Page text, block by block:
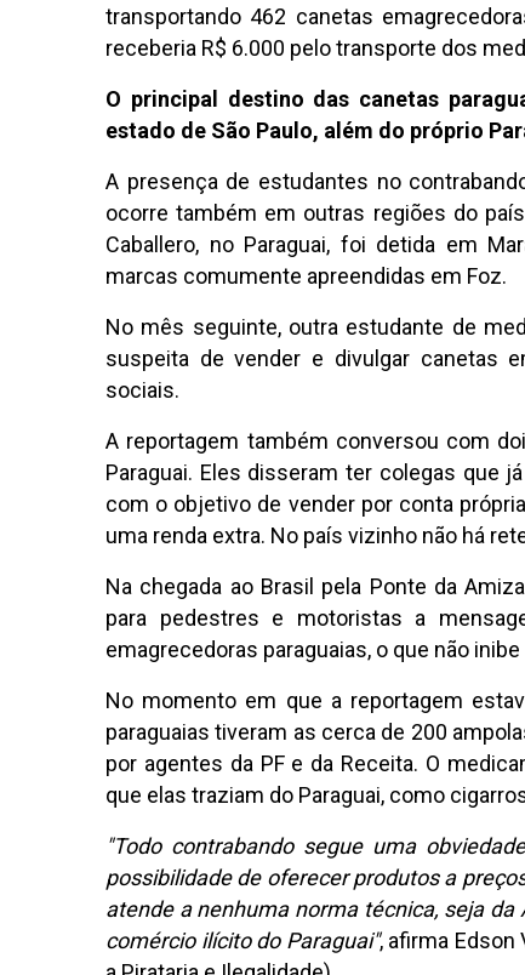
transportando 462 canetas
receberia R$ 6.000 pelo transporte dos
O principal destino das canetas
estado de São Paulo, além do próprio
A presença de estudantes no
ocorre também em outras regiões do
Caballero, no Paraguai, foi detida em
marcas comumente apreendidas em Foz.
No mês seguinte, outra estudante de
suspeita de vender e divulgar canetas
sociais.
A reportagem também conversou com
Paraguai. Eles disseram ter colegas que
com o objetivo de vender por conta
uma renda extra. No país vizinho não há
Na chegada ao Brasil pela Ponte da
para pedestres e motoristas a
emagrecedoras paraguaias, o que não
No momento em que a reportagem
paraguaias tiveram as cerca de 200
por agentes da PF e da Receita. O
que elas traziam do Paraguai, como
"Todo contrabando segue uma
possibilidade de oferecer produtos a
atende a nenhuma norma técnica, seja
comércio ilícito do Paraguai", afirma Edson